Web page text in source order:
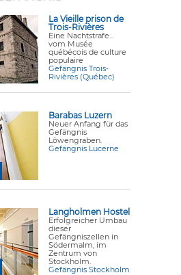
La Vieille prison de
Trois-Rivières
Eine Nachtstrafe...
vom Musée
québécois de culture
populaire
Gefängnis Trois-
Rivières (Québec)
Barabas Luzern
Neuer Anfang für das
Gefängnis
Löwengraben.
Gefängnis Lucerne
Langholmen Hostel
Erfolgreicher Umbau
dieser
Gefängniszellen in
Södermalm, im
Zentrum von
Stockholm.
Gefängnis Stockholm